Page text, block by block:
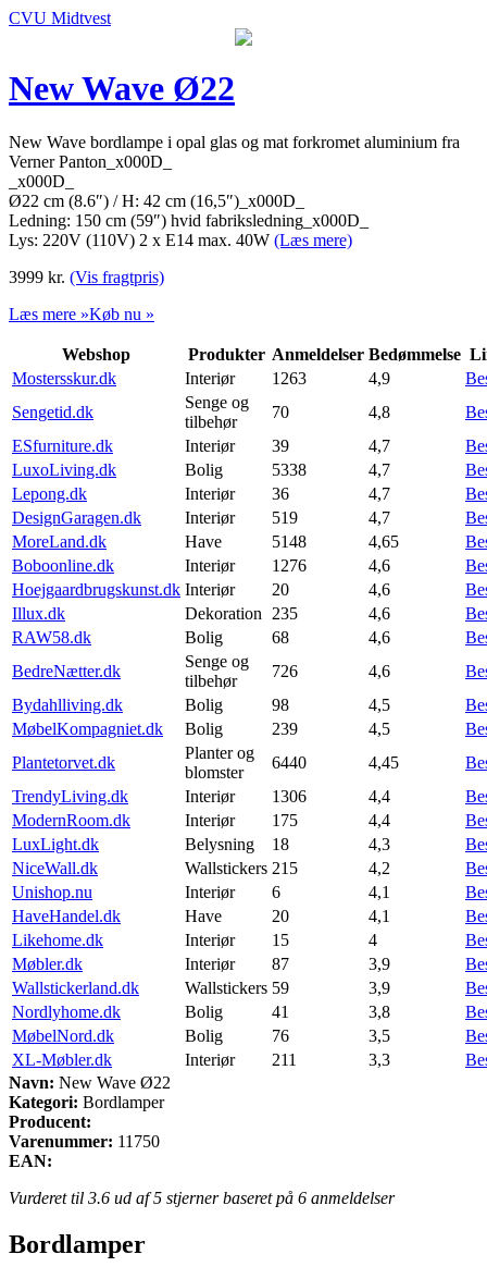
CVU Midtvest
New Wave Ø22
New Wave bordlampe i opal glas og mat forkromet aluminium fra
Verner Panton_x000D_
_x000D_
Ø22 cm (8.6″) / H: 42 cm (16,5″)_x000D_
Ledning: 150 cm (59″) hvid fabriksledning_x000D_
Lys: 220V (110V) 2 x E14 max. 40W (Læs mere)
3999 kr. (Vis fragtpris)
Læs mere »Køb nu »
Webshop Produkter Anmeldelser Bedømmelse
Mostersskur.dk
Interiør 1263 4,9
Sengetid.dk
Senge og
tilbehør
70 4,8
ESfurniture.dk
Interiør 39 4,7
LuxoLiving.dk
Bolig 5338 4,7
Lepong.dk
Interiør 36 4,7
DesignGaragen.dk
Interiør 519 4,7
MoreLand.dk
Have 5148 4,65
Boboonline.dk
Interiør 1276 4,6
Hoejgaardbrugskunst.dk Interiør 20 4,6
Illux.dk
Dekoration 235 4,6
RAW58.dk
Bolig 68 4,6
BedreNætter.dk
Senge og
tilbehør
726 4,6
Bydahlliving.dk
Bolig 98 4,5
MøbelKompagniet.dk
Bolig 239 4,5
Plantetorvet.dk
Planter og
blomster
6440 4,45
TrendyLiving.dk
Interiør 1306 4,4
ModernRoom.dk
Interiør 175 4,4
LuxLight.dk
Belysning 18 4,3
NiceWall.dk
Wallstickers 215 4,2
Unishop.nu
Interiør 6 4,1
HaveHandel.dk
Have 20 4,1
Likehome.dk
Interiør 15 4
Møbler.dk
Interiør 87 3,9
Wallstickerland.dk
Wallstickers 59 3,9
Nordlyhome.dk
Bolig 41 3,8
MøbelNord.dk
Bolig 76 3,5
XL-Møbler.dk
Interiør 211 3,3
Navn: New Wave Ø22
Kategori: Bordlamper
Producent:
Varenummer: 11750
EAN:
Vurderet til 3.6 ud af 5 stjerner baseret på 6 anmeldelser
Bordlamper